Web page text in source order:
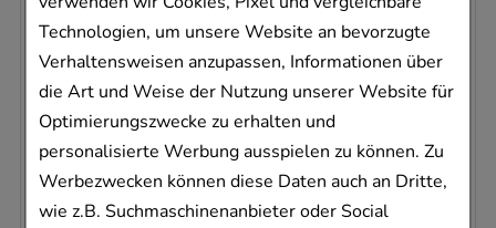
Technologien, um unsere Website an bevorzugte
Verhaltensweisen anzupassen, Informationen über
die Art und Weise der Nutzung unserer Website für
Optimierungszwecke zu erhalten und
personalisierte Werbung ausspielen zu können. Zu
Werbezwecken können diese Daten auch an Dritte,
wie z.B. Suchmaschinenanbieter oder Social
12St
Filmtabletten
16358531
Sofort lieferbar
30,89 €¹
2,57 € pro 1 Stk